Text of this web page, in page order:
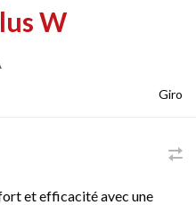
W
Giro
et efficacité avec une